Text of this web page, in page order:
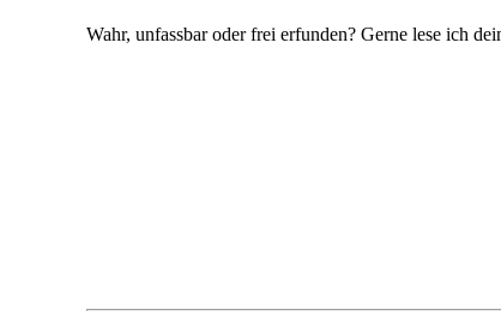
Wahr, unfassbar oder frei erfunden? Gerne lese ich